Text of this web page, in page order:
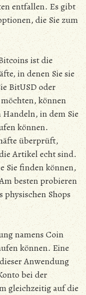
entfallen. Es gibt
die Sie zum
ist die
in denen Sie sie
BitUSD oder
können
Handeln, in dem Sie
können.
überprüft,
Artikel echt sind.
Sie finden können,
besten probieren
physischen Shops
namens Coin
können. Eine
Anwendung
bei der
gleichzeitig auf die